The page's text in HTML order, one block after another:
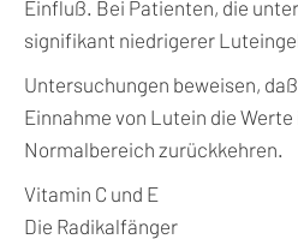
Einfluß. Bei Patienten, die
signifikant niedrigerer
Untersuchungen beweisen,
Einnahme von Lutein die Werte
Normalbereich zurückkehren.
Vitamin C und E
Die Radikalfänger